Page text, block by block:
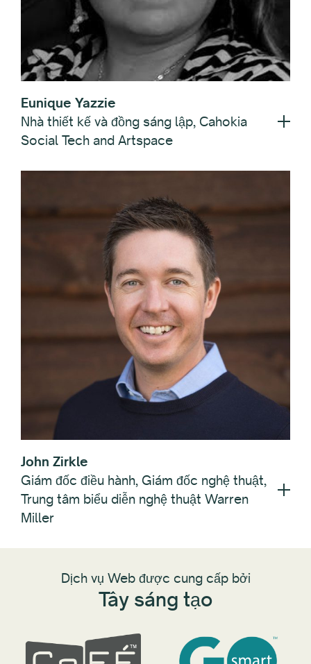
Eunique Yazzie
Nhà thiết kế và đồng sáng lập, Cahokia
Social Tech and Artspace
John Zirkle
Giám đốc điều hành, Giám đốc nghệ thuật,
Trung tâm biểu diễn nghệ thuật Warren
Miller
Dịch vụ Web được cung cấp bởi
Tây sáng tạo